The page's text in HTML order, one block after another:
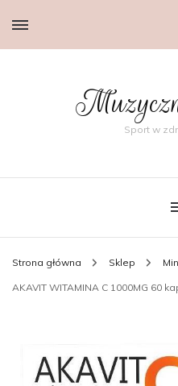
Sport w
Strona główna Sklep
AKAVIT WITAMINA C 1000MG 60